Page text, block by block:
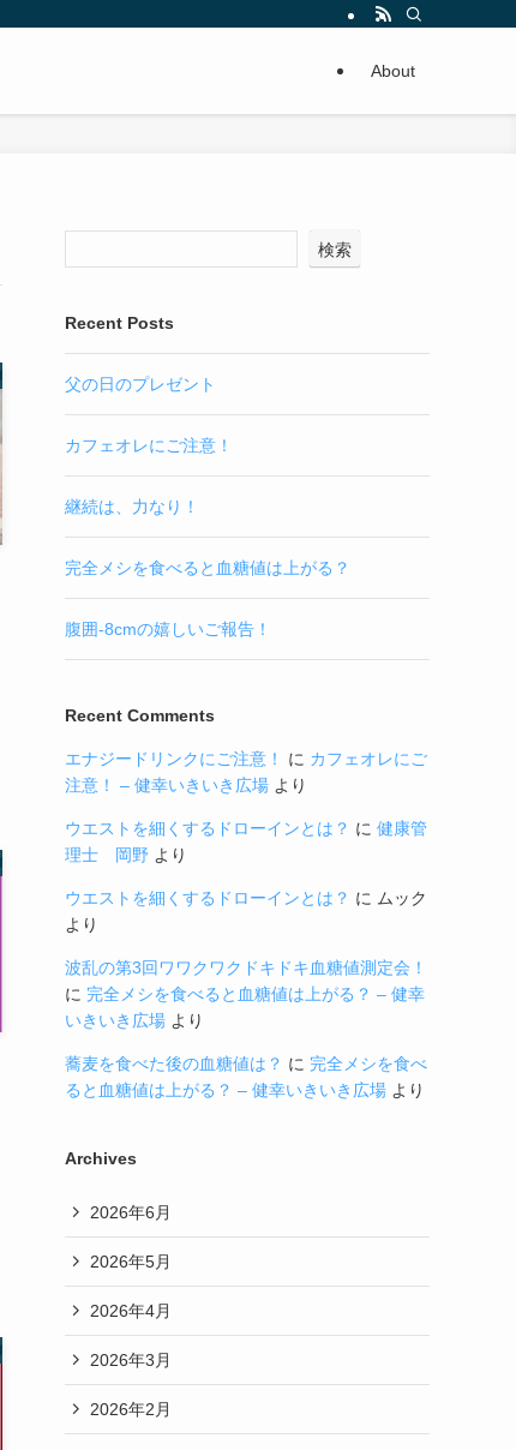
About
検索
Recent Posts
父の日のプレゼント
カフェオレにご注意！
継続は、力なり！
完全メシを食べると血糖値は上がる？
腹囲-8cmの嬉しいご報告！
Recent Comments
エナジードリンクにご注意！ に カフェオレにご
注意！ – 健幸いきいき広場 より
ウエストを細くするドローインとは？ に 健康管
理士 岡野 より
ウエストを細くするドローインとは？ に ムック
より
波乱の第3回ワワクワクドキドキ血糖値測定会！
に 完全メシを食べると血糖値は上がる？ – 健幸
いきいき広場 より
蕎麦を食べた後の血糖値は？ に 完全メシを食べ
ると血糖値は上がる？ – 健幸いきいき広場 より
Archives
2026年6月
2026年5月
2026年4月
2026年3月
2026年2月